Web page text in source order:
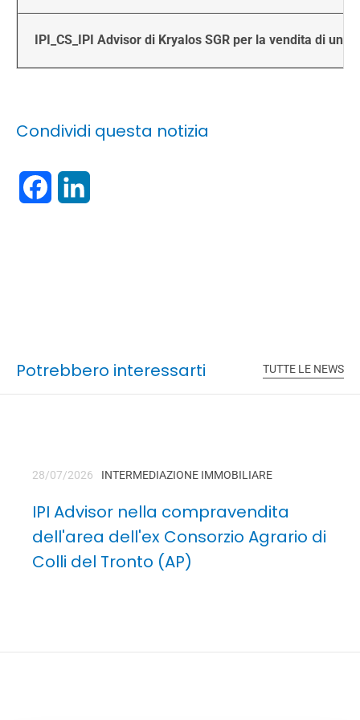
IPI_CS_IPI Advisor di Kryalos SGR per la vendita di un
Condividi questa notizia
Facebook
Potrebbero interessarti TUTTE LE NEWS
28/07/2026 INTERMEDIAZIONE IMMOBILIARE
IPI Advisor nella compravendita
dell'area dell'ex Consorzio Agrario di
Colli del Tronto (AP)